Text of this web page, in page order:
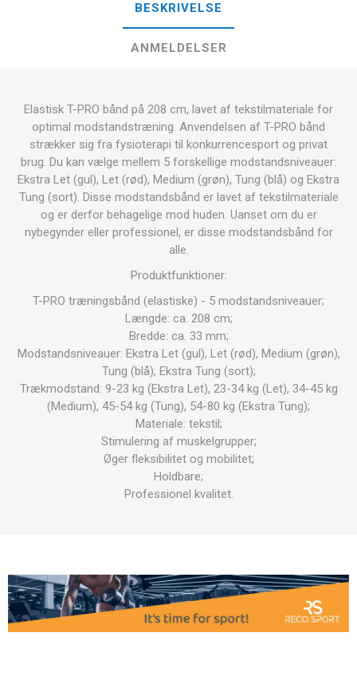
BESKRIVELSE
ANMELDELSER
Elastisk T-PRO bånd på 208 cm, lavet af tekstilmateriale for
optimal modstandstræning. Anvendelsen af T-PRO bånd
strækker sig fra fysioterapi til konkurrencesport og privat
brug. Du kan vælge mellem 5 forskellige modstandsniveauer:
Ekstra Let (gul), Let (rød), Medium (grøn), Tung (blå) og Ekstra
Tung (sort). Disse modstandsbånd er lavet af tekstilmateriale
og er derfor behagelige mod huden. Uanset om du er
nybegynder eller professionel, er disse modstandsbånd for
alle.
Produktfunktioner:
T-PRO træningsbånd (elastiske) - 5 modstandsniveauer;
Længde: ca. 208 cm;
Bredde: ca. 33 mm;
Modstandsniveauer: Ekstra Let (gul), Let (rød), Medium (grøn),
Tung (blå), Ekstra Tung (sort);
Trækmodstand: 9-23 kg (Ekstra Let), 23-34 kg (Let), 34-45 kg
(Medium), 45-54 kg (Tung), 54-80 kg (Ekstra Tung);
Materiale: tekstil;
Stimulering af muskelgrupper;
Øger fleksibilitet og mobilitet;
Holdbare;
Professionel kvalitet.